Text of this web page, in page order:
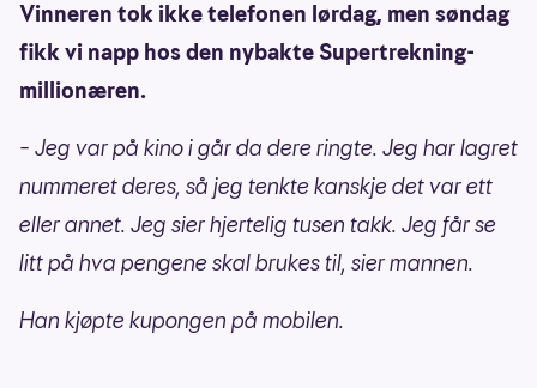
Vinneren tok ikke telefonen lørdag, men søndag
fikk vi napp hos den nybakte Supertrekning-
millionæren.
– Jeg var på kino i går da dere ringte. Jeg har lagret
nummeret deres, så jeg tenkte kanskje det var ett
eller annet. Jeg sier hjertelig tusen takk. Jeg får se
litt på hva pengene skal brukes til, sier mannen.
Han kjøpte kupongen på mobilen.